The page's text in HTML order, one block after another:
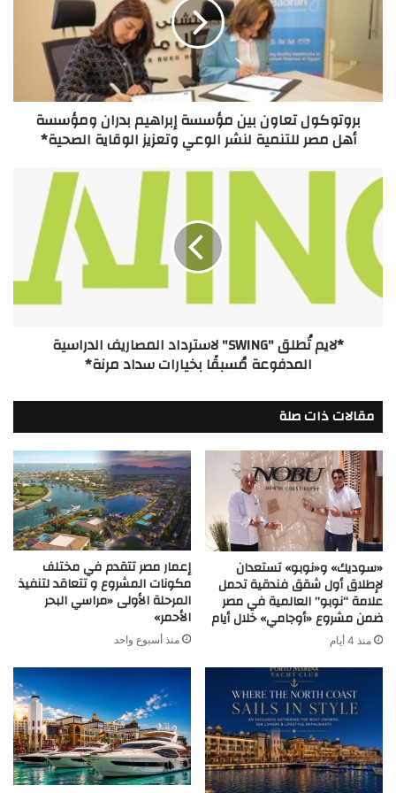
مؤسسة
إبراهيم
بدران
ومؤسسة
مصر
للتنمية
وتعزيز
الوقاية
الصحية*
بروتوكول تعاون بين مؤسسة إبراهيم بدران ومؤسسة
أهل مصر للتنمية لنشر الوعي وتعزيز الوقاية الصحية*
*لايم
تُطلق
لاسترداد
المصاريف
الدراسية
المدفوعة
*لايم تُطلق "SWING" لاسترداد المصاريف الدراسية
المدفوعة مُسبقًا بخيارات سداد مرنة*
مقالات ذات صلة
«سوديك» و«نوبو» تستعدان
لإطلاق أول شقق فندقية تحمل
علامة “نوبو” العالمية في مصر
ضمن مشروع «أوجامي» خلال أيام
منذ 4 أيام
إعمار مصر تتقدم في مختلف
مكونات المشروع و تتعاقد لتنفيذ
المرحلة الأولى «مراسي البحر
الأحمر»
منذ أسبوع واحد